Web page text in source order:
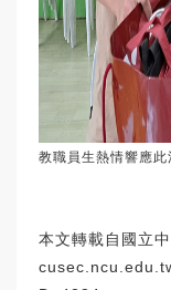
教職員生熱情響應
本文轉載自國立